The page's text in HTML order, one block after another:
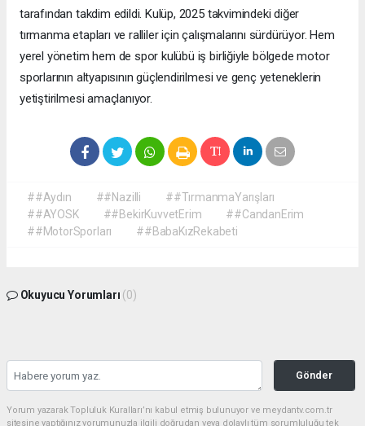
tarafından takdim edildi. Kulüp, 2025 takvimindeki diğer
tırmanma etapları ve ralliler için çalışmalarını sürdürüyor. Hem
yerel yönetim hem de spor kulübü iş birliğiyle bölgede motor
sporlarının altyapısının güçlendirilmesi ve genç yeteneklerin
yetiştirilmesi amaçlanıyor.
##Aydın ##Nazilli
##TırmanmaYarışları
##AYOSK
##BekirKuvvetErim
##CandanErim
##MotorSporları
##BabaKızRekabeti
Okuyucu Yorumları (0)
Gönder
Yorum yazarak Topluluk Kuralları’nı kabul etmiş bulunuyor ve meydantv.com.tr
sitesine yaptığınız yorumunuzla ilgili doğrudan veya dolaylı tüm sorumluluğu tek